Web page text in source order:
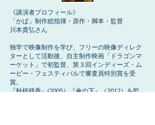
《講演者プロフィール》
「かば」制作総指揮・原作・脚本・監督
川本貴弘さん
独学で映像制作を学び、フリーの映像ディレク
ターとして活動後、自主制作映画「ドラゴンマ
ーケット」で初監督、第３回インディーズ・ム
ービー・フェスティバルで審査員特別賞を受
賞。
『秋桜残香』(2005）『傘の下』（2012）を監